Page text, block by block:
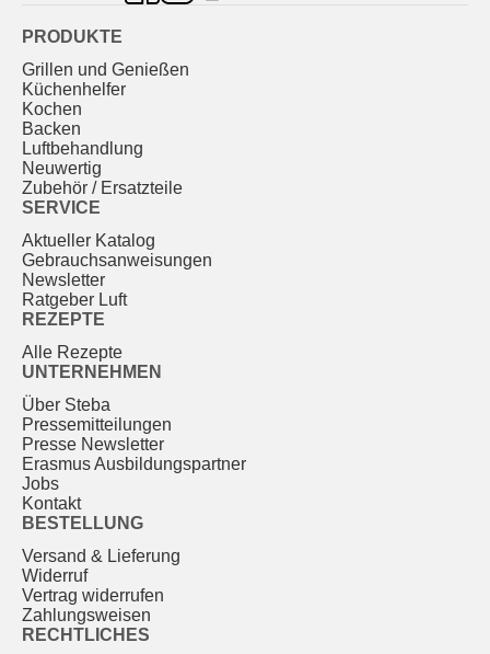
PRODUKTE
Grillen und Genießen
Küchenhelfer
Kochen
Backen
Luftbehandlung
Neuwertig
Zubehör / Ersatzteile
SERVICE
Aktueller Katalog
Gebrauchs­anweisungen
Newsletter
Ratgeber Luft
REZEPTE
Alle Rezepte
UNTERNEHMEN
Über Steba
Pressemitteilungen
Presse Newsletter
Erasmus Ausbildungspartner
Jobs
Kontakt
BESTELLUNG
Versand & Lieferung
Widerruf
Vertrag widerrufen
Zahlungsweisen
RECHTLICHES